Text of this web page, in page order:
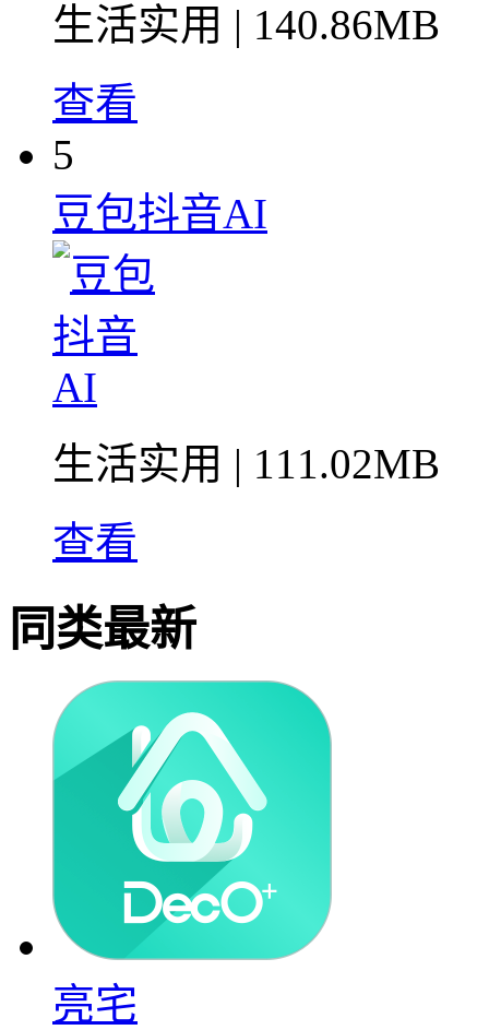
生活实用 | 140.86MB
查看
5
豆包抖音AI
生活实用 | 111.02MB
查看
同类最新
亮宅